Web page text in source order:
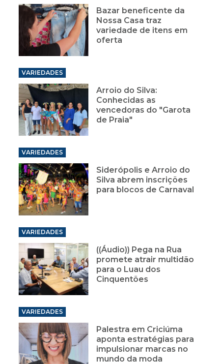
Bazar beneficente da
Nossa Casa traz
variedade de itens em
oferta
VARIEDADES
Arroio do Silva:
Conhecidas as
vencedoras do "Garota
de Praia"
VARIEDADES
Siderópolis e Arroio do
Silva abrem inscrições
para blocos de Carnaval
VARIEDADES
((Áudio)) Pega na Rua
promete atrair multidão
para o Luau dos
Cinquentões
VARIEDADES
Palestra em Criciúma
aponta estratégias para
impulsionar marcas no
mundo da moda